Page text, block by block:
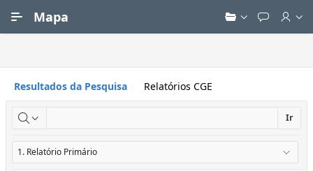
Mapa
Resultados da Pesquisa Relatórios CGE
Ir